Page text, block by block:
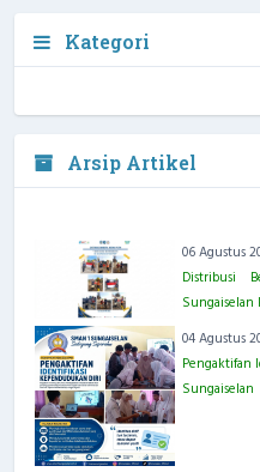
Kategori
Arsip Artikel
06 Agustus
Distribusi
Sungaiselan
04 Agustus
Pengaktifan
Sungaiselan